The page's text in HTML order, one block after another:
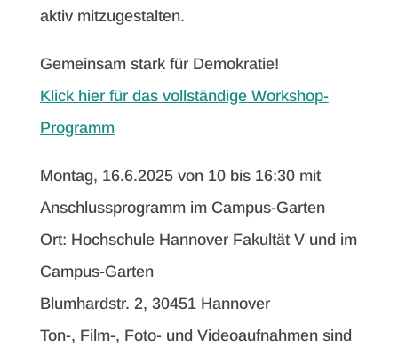
aktiv mitzugestalten.
Gemeinsam stark für Demokratie!
Klick hier für das vollständige Workshop-
Programm
Montag, 16.6.2025 von 10 bis 16:30 mit
Anschlussprogramm im Campus-Garten
Ort: Hochschule Hannover Fakultät V und im
Campus-Garten
Blumhardstr. 2, 30451 Hannover
Ton-, Film-, Foto- und Videoaufnahmen sind